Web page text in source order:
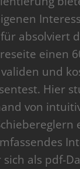
absolviert
einen
und
Hier
von
sich als pdf-